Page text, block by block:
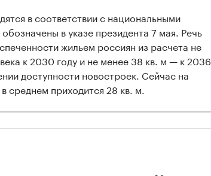
в соответствии с национальными
в указе президента 7 мая. Речь
жильем россиян из расчета не
к 2030 году и не менее 38 кв. м — к 2036
доступности новостроек. Сейчас на
среднем приходится 28 кв. м.